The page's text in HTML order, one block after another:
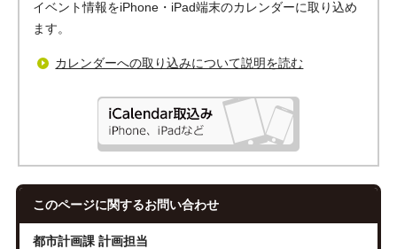
イベント情報をiPhone・iPad端末のカレンダーに取り込め
ます。
カレンダーへの取り込みについて説明を読む
このページに関するお問い合わせ
都市計画課 計画担当